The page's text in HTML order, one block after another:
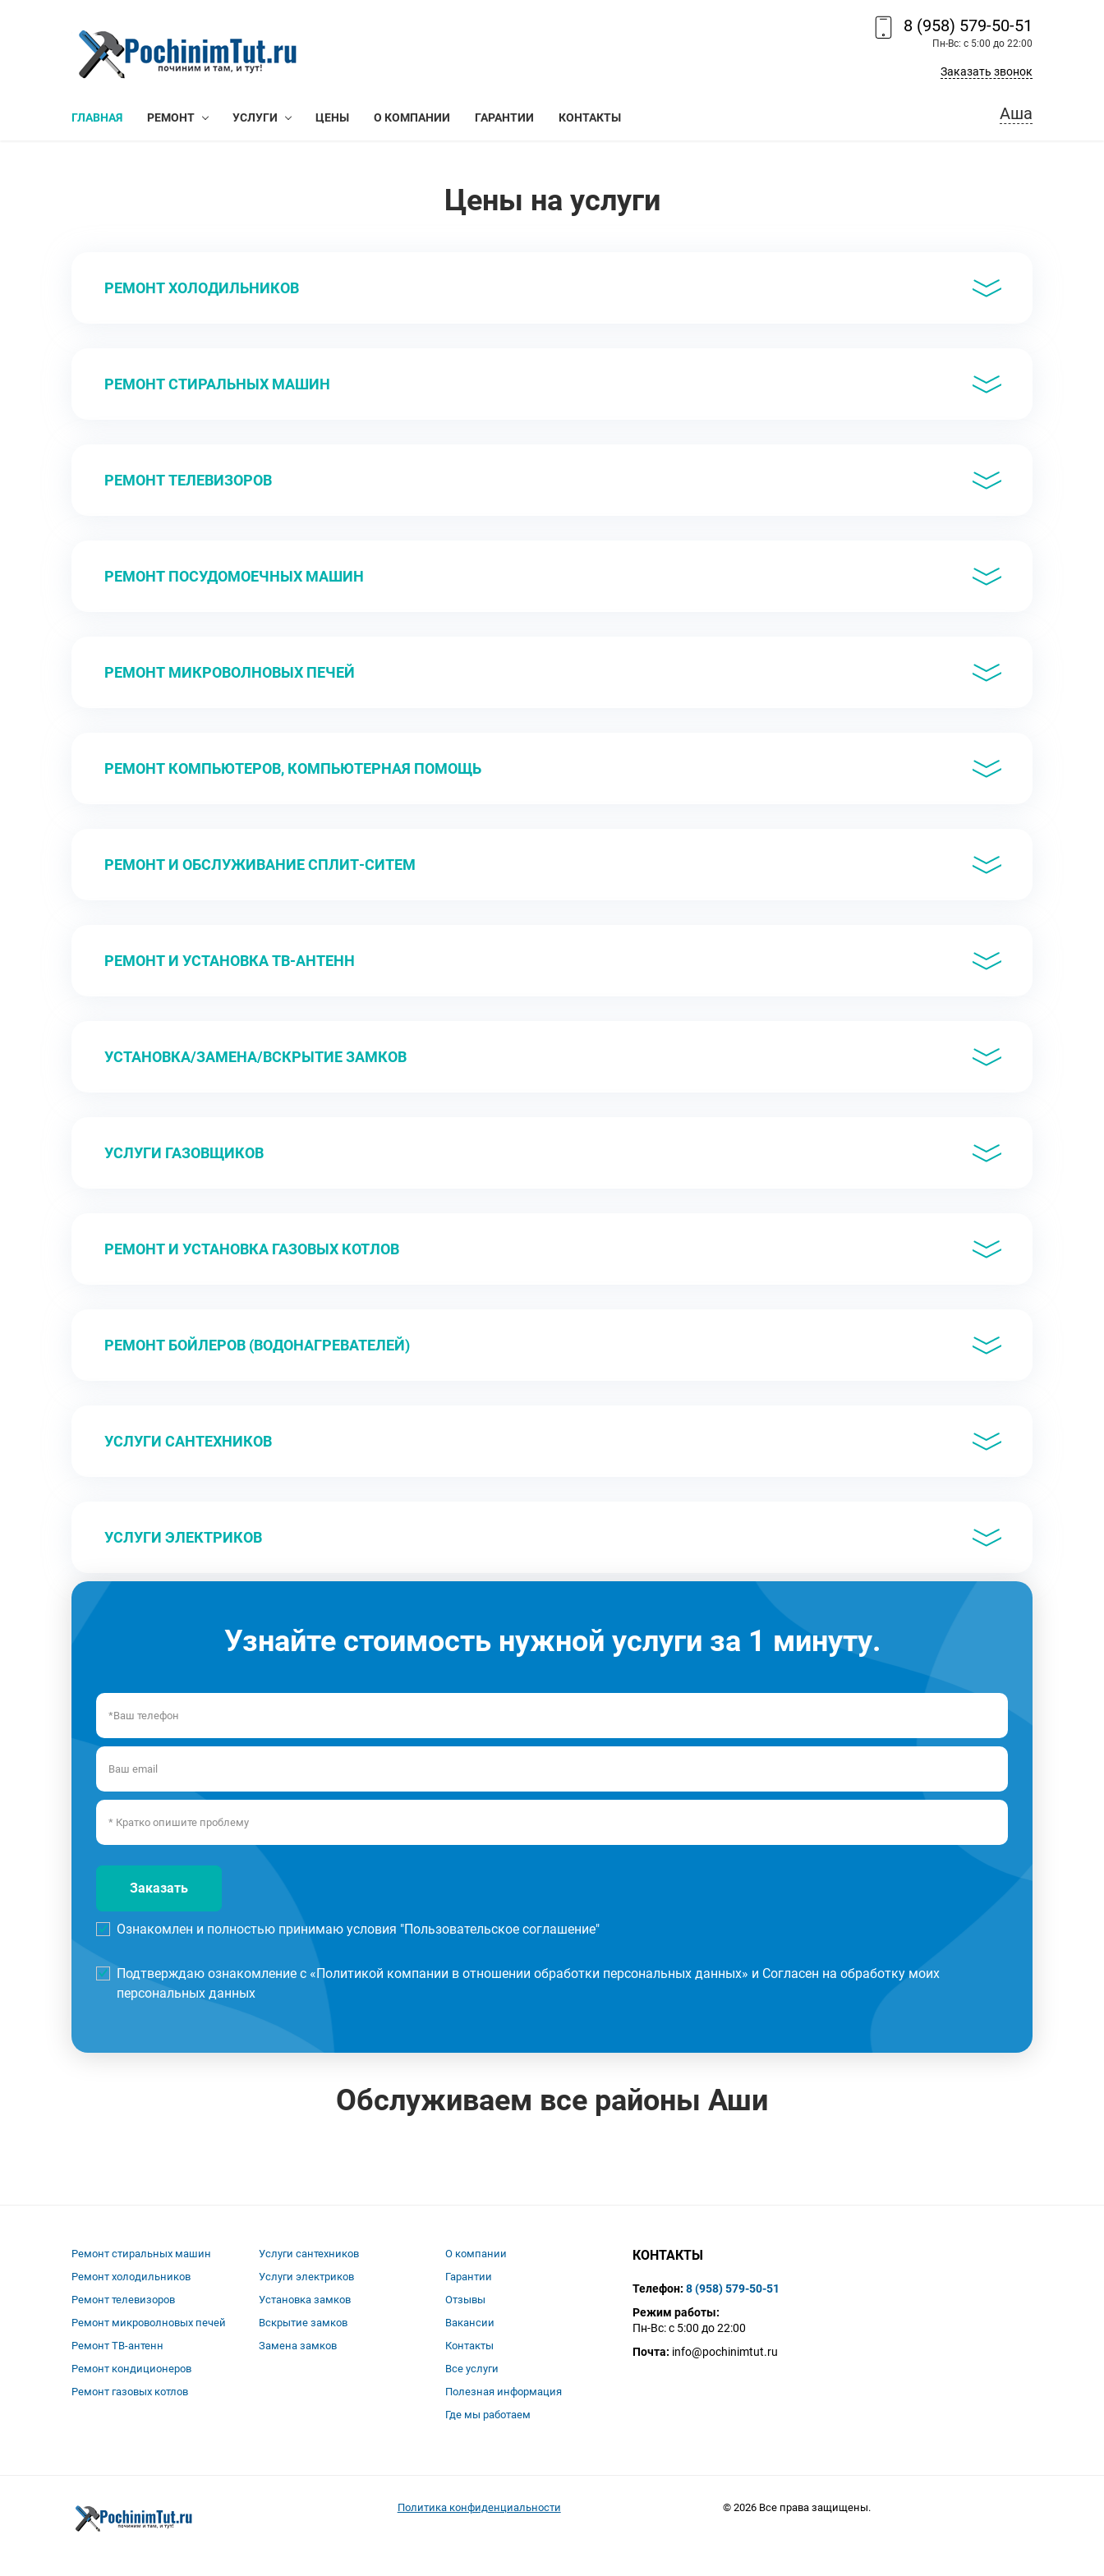
8 (958) 579-50-51
Пн-Вс: с 5:00 до 22:00
Заказать звонок
ГЛАВНАЯ РЕМОНТ УСЛУГИ ЦЕНЫ О КОМПАНИИ ГАРАНТИИ КОНТАКТЫ Аша
Цены на услуги
РЕМОНТ ХОЛОДИЛЬНИКОВ
РЕМОНТ СТИРАЛЬНЫХ МАШИН
РЕМОНТ ТЕЛЕВИЗОРОВ
РЕМОНТ ПОСУДОМОЕЧНЫХ МАШИН
РЕМОНТ МИКРОВОЛНОВЫХ ПЕЧЕЙ
РЕМОНТ КОМПЬЮТЕРОВ, КОМПЬЮТЕРНАЯ ПОМОЩЬ
РЕМОНТ И ОБСЛУЖИВАНИЕ СПЛИТ-СИТЕМ
РЕМОНТ И УСТАНОВКА ТВ-АНТЕНН
УСТАНОВКА/ЗАМЕНА/ВСКРЫТИЕ ЗАМКОВ
УСЛУГИ ГАЗОВЩИКОВ
РЕМОНТ И УСТАНОВКА ГАЗОВЫХ КОТЛОВ
РЕМОНТ БОЙЛЕРОВ (ВОДОНАГРЕВАТЕЛЕЙ)
УСЛУГИ САНТЕХНИКОВ
УСЛУГИ ЭЛЕКТРИКОВ
Узнайте стоимость нужной услуги за 1 минуту.
Заказать
Ознакомлен и полностью принимаю условия "Пользовательское соглашение"
Подтверждаю ознакомление с «Политикой компании в отношении обработки персональных данных» и Согласен на обработку моих
персональных данных
Обслуживаем все районы Аши
Ремонт стиральных машин
Ремонт холодильников
Ремонт телевизоров
Ремонт микроволновых печей
Ремонт ТВ-антенн
Ремонт кондиционеров
Ремонт газовых котлов
Услуги сантехников
Услуги электриков
Установка замков
Вскрытие замков
Замена замков
О компании
Гарантии
Отзывы
Вакансии
Контакты
Все услуги
Полезная информация
Где мы работаем
КОНТАКТЫ
Телефон: 8 (958) 579-50-51
Режим работы:
Пн-Вс: с 5:00 до 22:00
Почта: info@pochinimtut.ru
Политика конфиденциальности © 2026 Все права защищены.